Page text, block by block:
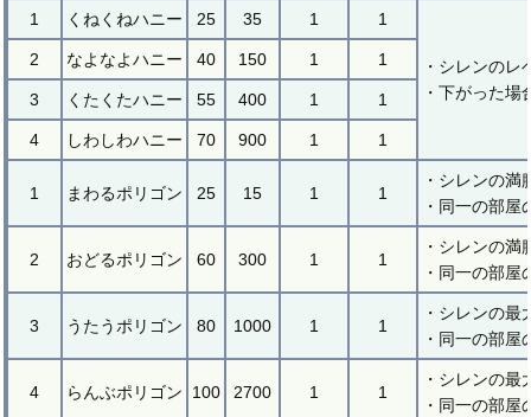
1 くねくねハニー 25 35 1 1
・シレンの
・下がった
2 なよなよハニー 40 150 1 1
3 くたくたハニー 55 400 1 1
4 しわしわハニー 70 900 1 1
1 まわるポリゴン 25 15 1 1
・シレンの満
・同一の部
2 おどるポリゴン 60 300 1 1
・シレンの満
・同一の部
3 うたうポリゴン 80 1000 1 1
・シレンの
・同一の部
4 らんぶポリゴン 100 2700 1 1
・シレンの
・同一の部